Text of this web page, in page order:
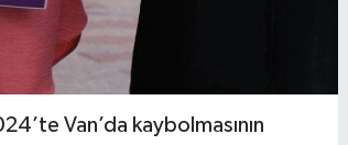
Van’da kaybolmasının